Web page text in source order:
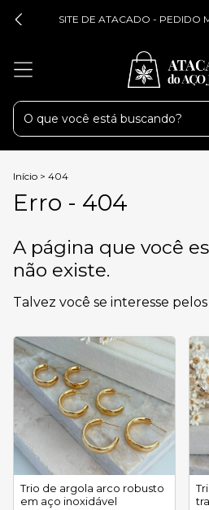
SITE DE ATACADO - PEDIDO
Início > 404
Erro - 404
A página que você
não existe.
Talvez você se interesse
Trio de argola arco robusto
em aço inoxidável